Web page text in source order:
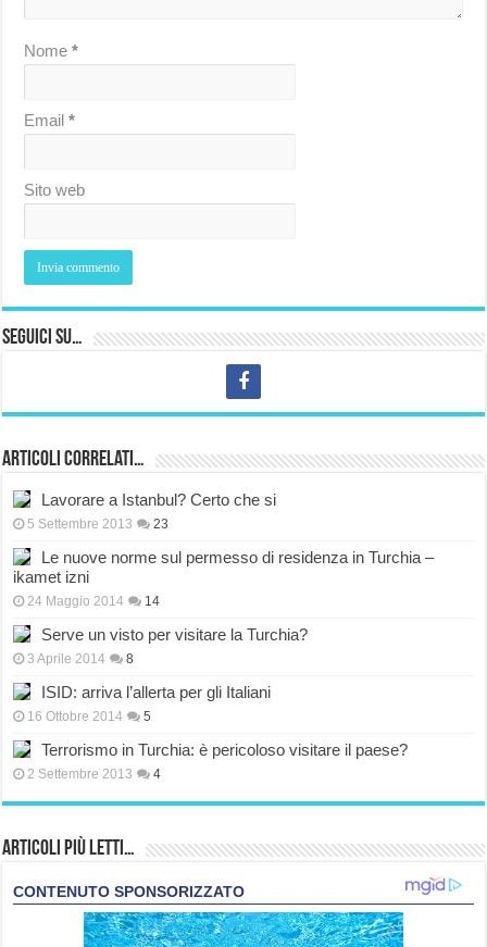
Nome*
Email*
Sito web
Seguici su…
Articoli correlati…
Lavorare a Istanbul? Certo che si
5 Settembre 2013 23
Le nuove norme sul permesso di residenza in Turchia –
ikamet izni
24 Maggio 2014 14
Serve un visto per visitare la Turchia?
3 Aprile 2014 8
ISID: arriva l’allerta per gli Italiani
16 Ottobre 2014 5
Terrorismo in Turchia: è pericoloso visitare il paese?
2 Settembre 2013 4
Articoli più Letti…